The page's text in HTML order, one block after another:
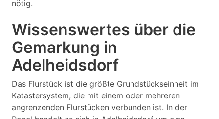
nötig.
Wissenswertes über die
Gemarkung in
Adelheidsdorf
Das Flurstück ist die größte Grundstückseinheit im
Katastersystem, die mit einem oder mehreren
angrenzenden Flurstücken verbunden ist. In der